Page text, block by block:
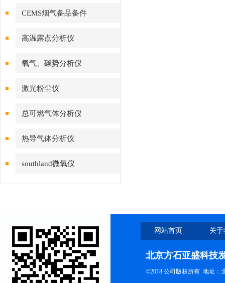
CEMS烟气备品备件
高温露点分析仪
氧气、碳势分析仪
激光粉尘仪
总可燃气体分析仪
热导气体分析仪
southland微氧仪
网站首页 关
北京方石亚盛科技
©2018 公司版权所有 地址：